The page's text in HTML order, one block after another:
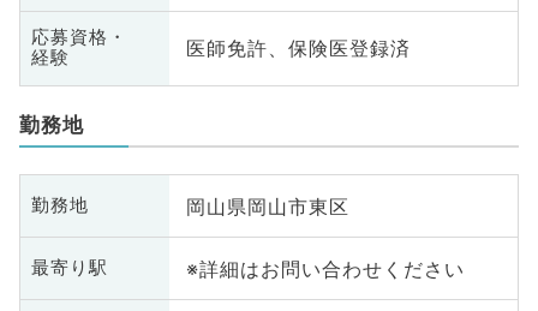
応募資格・
経験
医師免許、保険医登録済
勤務地
勤務地 岡山県岡山市東区
最寄り駅 ※詳細はお問い合わせください